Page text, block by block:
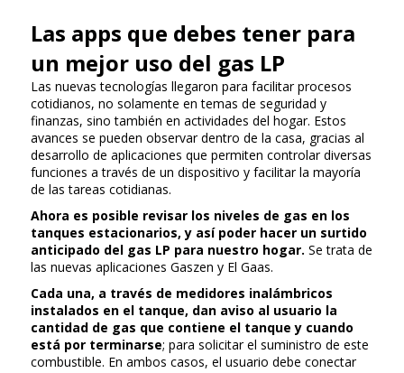
Las apps que debes tener para
un mejor uso del gas LP
Las nuevas tecnologías llegaron para facilitar procesos
cotidianos, no solamente en temas de seguridad y
finanzas, sino también en actividades del hogar. Estos
avances se pueden observar dentro de la casa, gracias al
desarrollo de aplicaciones que permiten controlar diversas
funciones a través de un dispositivo y facilitar la mayoría
de las tareas cotidianas.
Ahora es posible revisar los niveles de gas en los
tanques estacionarios, y así poder hacer un surtido
anticipado del gas LP para nuestro hogar. Se trata de
las nuevas aplicaciones Gaszen y El Gaas.
Cada una, a través de medidores inalámbricos
instalados en el tanque, dan aviso al usuario la
cantidad de gas que contiene el tanque y cuando
está por terminarse; para solicitar el suministro de este
combustible. En ambos casos, el usuario debe conectar